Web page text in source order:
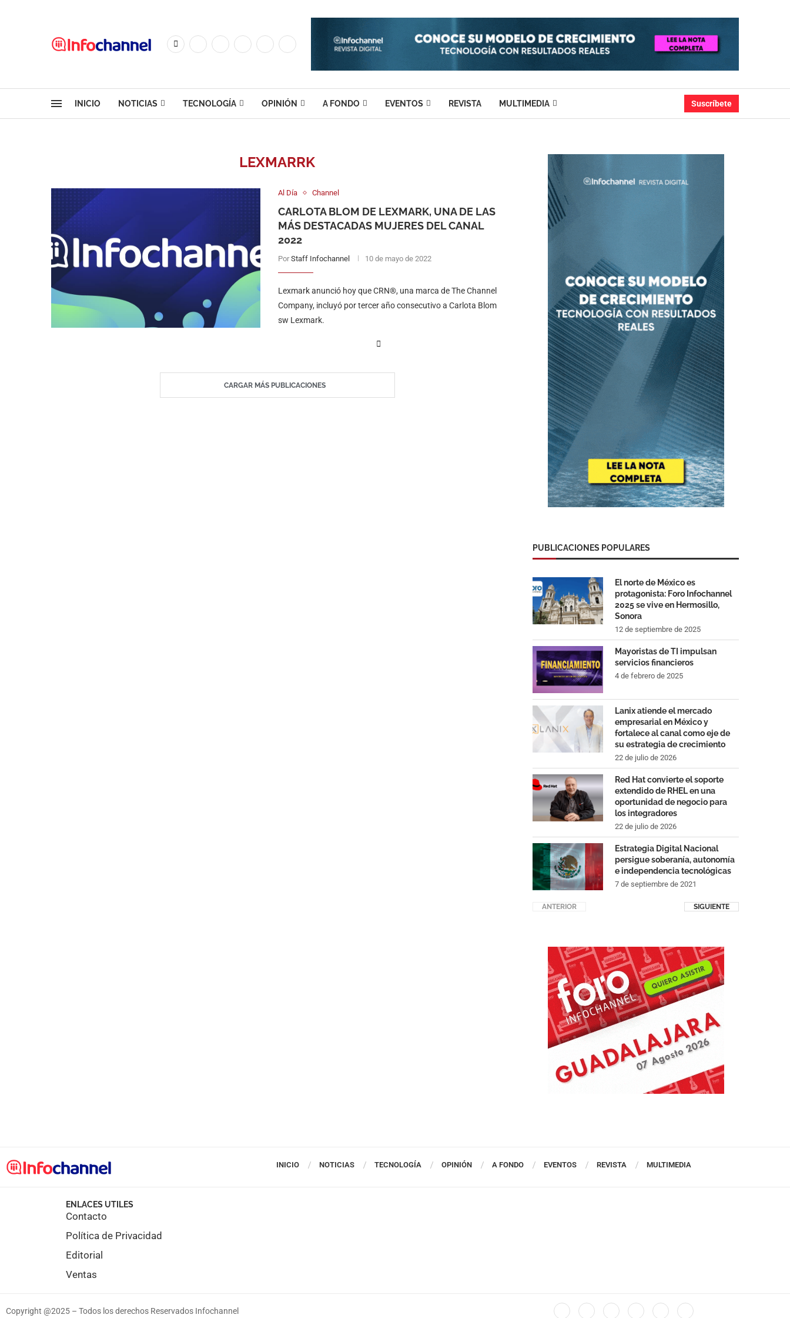
INICIO NOTICIAS TECNOLOGÍA OPINIÓN A FONDO EVENTOS REVISTA MULTIMEDIA Suscríbete
LEXMARRK
Al Día Channel
CARLOTA BLOM DE LEXMARK, UNA DE LAS
MÁS DESTACADAS MUJERES DEL CANAL
2022
Por Staff Infochannel 10 de mayo de 2022
Lexmark anunció hoy que CRN®, una marca de The Channel
Company, incluyó por tercer año consecutivo a Carlota Blom
sw Lexmark.
CARGAR MÁS PUBLICACIONES
PUBLICACIONES POPULARES
El norte de México es
protagonista: Foro Infochannel
2025 se vive en Hermosillo,
Sonora
12 de septiembre de 2025
Mayoristas de TI impulsan
servicios financieros
4 de febrero de 2025
Lanix atiende el mercado
empresarial en México y
fortalece al canal como eje de
su estrategia de crecimiento
22 de julio de 2026
Red Hat convierte el soporte
extendido de RHEL en una
oportunidad de negocio para
los integradores
22 de julio de 2026
Estrategia Digital Nacional
persigue soberanía, autonomía
e independencia tecnológicas
7 de septiembre de 2021
ANTERIOR SIGUIENTE
INICIO NOTICIAS TECNOLOGÍA OPINIÓN A FONDO EVENTOS REVISTA MULTIMEDIA
ENLACES UTILES
Contacto
Política de Privacidad
Editorial
Ventas
Copyright @2025 – Todos los derechos Reservados Infochannel